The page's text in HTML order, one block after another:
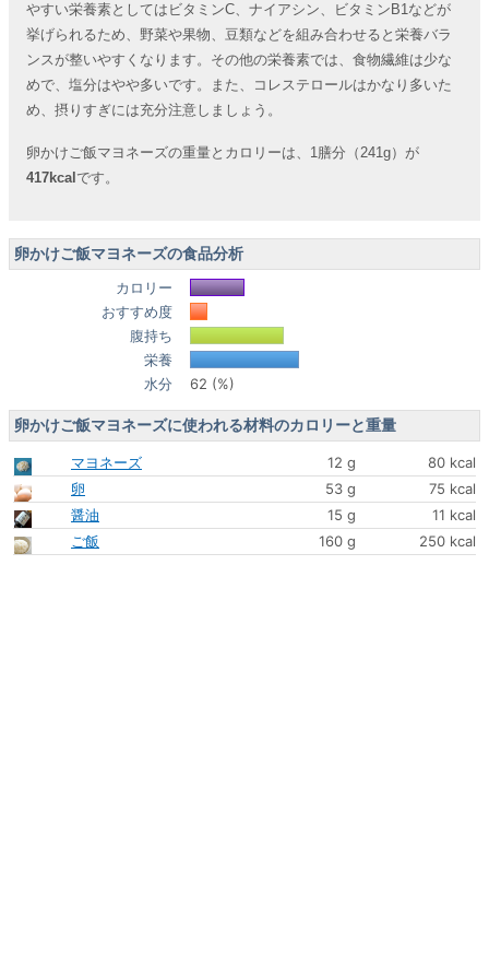
やすい栄養素としてはビタミンC、ナイアシン、ビタミンB1などが
挙げられるため、野菜や果物、豆類などを組み合わせると栄養バラ
ンスが整いやすくなります。その他の栄養素では、食物繊維は少な
めで、塩分はやや多いです。また、コレステロールはかなり多いた
め、摂りすぎには充分注意しましょう。
卵かけご飯マヨネーズの重量とカロリーは、1膳分（241g）が
417kcal です。
卵かけご飯マヨネーズの食品分析
カロリー
おすすめ度
腹持ち
栄養
水分
62 (%)
卵かけご飯マヨネーズに使われる材料のカロリーと重量
マヨネーズ 12 g
80 kcal
卵
53 g
75 kcal
醤油
15 g
11 kcal
ご飯
160 g 250 kcal